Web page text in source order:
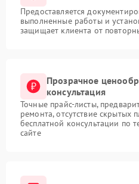
Предоставляется
выполненные работы и
защищает клиента от
Прозрачное
консультация
Точные прайс-листы,
ремонта, отсутствие скрытых
бесплатной консультации по
сайте